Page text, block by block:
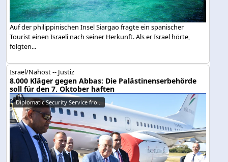
Auf der philippinischen Insel Siargao fragte ein spanischer
Tourist einen Israeli nach seiner Herkunft. Als er Israel hörte,
folgten...
Israel/Nahost -- Justiz
8.000 Kläger gegen Abbas: Die Palästinenserbehörde
soll für den 7. Oktober haften
Diplomatic Security Service fro...